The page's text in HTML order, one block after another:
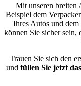
Mit unseren breiten
Beispiel dem
Ihres Autos und dem
können Sie sicher sein,
Trauen Sie sich den
und füllen Sie jetzt